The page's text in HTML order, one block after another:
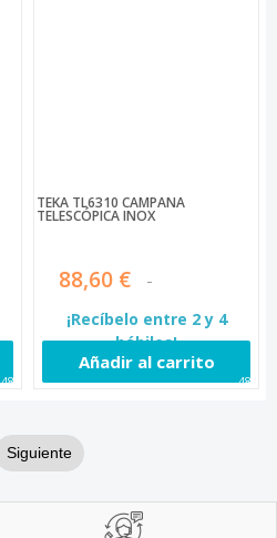
485
TEKA TL6310 CAMPANA
TELESCÓPICA INOX
88,60 €
¡Recíbelo entre 2 y 4
hábiles!
Añadir al carrito
488
Siguiente